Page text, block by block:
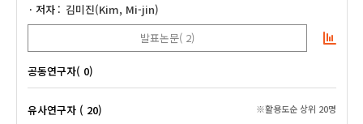
저자
김미진(Kim, Mi-jin)
발표논문( 2)
공동연구자( 0)
유사연구자 ( 20) ※활용도순 상위 20명